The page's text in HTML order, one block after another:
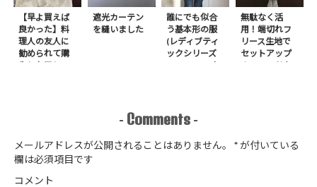
【早よ買えば
良かった】料
理人の友人に
勧められて購
入したアレ
遮光カーテン
を縫いました
誰にでも似合
う基本形の服
(レディブティ
ックシリーズ
no.8272) か
アップジャケ
ットを作りま
無駄なく活
用！端切れフ
リース生地で
セットアップ
＋スヌードを1
- Comments -
メールアドレスが公開されることはありません。 *が付いている
欄は必須項目です
コメント